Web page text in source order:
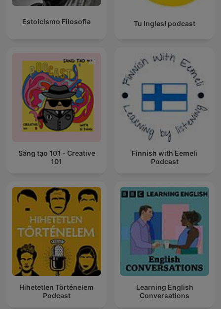
Estoicismo Filosofia Tu Ingles! podcast
Sáng tạo 101 - Creative
101
Finnish with Eemeli
Podcast
Hihetetlen Történelem
Podcast
Learning English
Conversations